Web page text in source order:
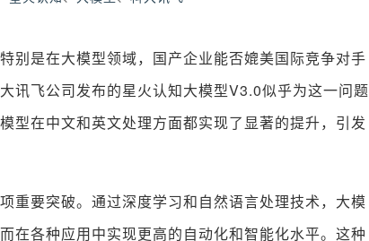
别是在大模型领域，国产企业能否媲美国际竞争对手
讯飞公司发布的星火认知大模型V3.0似乎为这一问题
型在中文和英文处理方面都实现了显著的提升，引发
重要突破。通过深度学习和自然语言处理技术，大模
在各种应用中实现更高的自动化和智能化水平。这种